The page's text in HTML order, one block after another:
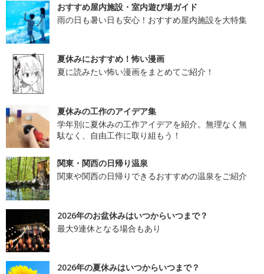
おすすめ屋内施設・室内遊び場ガイド
雨の日も暑い日も安心！おすすめ屋内施設を大特集
夏休みにおすすめ！怖い漫画
夏に読みたい怖い漫画をまとめてご紹介！
夏休みの工作のアイデア集
学年別に夏休みの工作アイデアを紹介。無理なく無
駄なく、自由工作に取り組もう！
関東・関西の日帰り温泉
関東や関西の日帰りできるおすすめの温泉をご紹介
2026年のお盆休みはいつからいつまで？
最大9連休となる場合もあり
2026年の夏休みはいつからいつまで？